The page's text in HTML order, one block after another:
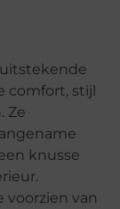
comfort, stijl
Ze
knusse
voorzien van